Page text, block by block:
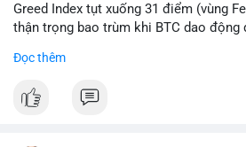
Greed Index tụt xuống 31 điểm (vùng
thận trọng bao trùm khi BTC dao động
giao dịch BTC lớn được ghi nhận
Đọc thêm